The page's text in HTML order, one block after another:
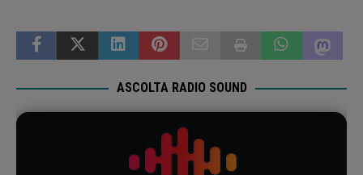
ASCOLTA RADIO SOUND